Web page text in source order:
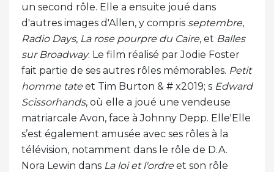
un second rôle. Elle a ensuite joué dans
d'autres images d'Allen, y compris septembre,
Radio Days, La rose pourpre du Caire, et Balles
sur Broadway. Le film réalisé par Jodie Foster
fait partie de ses autres rôles mémorables. Petit
homme tateet Tim Burton & # x2019; s Edward
Scissorhands, où elle a joué une vendeuse
matriarcale Avon, face à Johnny Depp. Elle'Elle
s’est également amusée avec ses rôles à la
télévision, notamment dans le rôle de D.A.
Nora Lewin dans La loi et l'ordreet son rôle